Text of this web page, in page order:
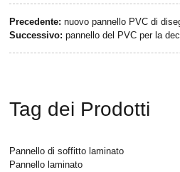
Precedente:nuovo pannello PVC di
Successivo:pannello del PVC per la
Tag dei Prodotti
Pannello di soffitto laminato
Pannello laminato